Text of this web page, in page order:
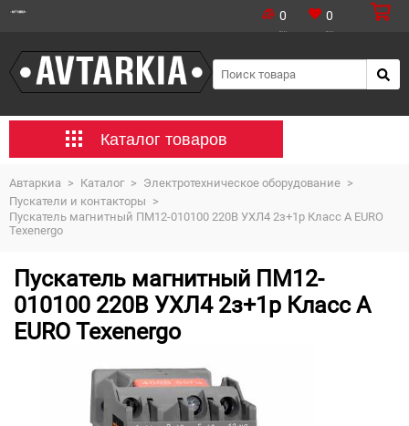
0 0
Каталог товаров
Автаркиа > Каталог > Электротехническое оборудование >
Пускатели и контакторы >
Пускатель магнитный ПМ12-010100 220В УХЛ4 2з+1р Класс А EURO
Texenergo
Пускатель магнитный ПМ12-
010100 220В УХЛ4 2з+1р Класс А
EURO Texenergo